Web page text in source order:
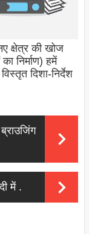
क्षेत्र की खोज
निर्माण) हमें
दिशा-निर्देश
में .